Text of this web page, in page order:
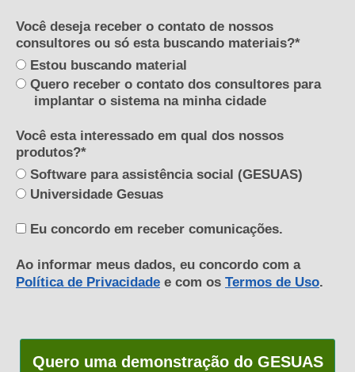
Você deseja receber o contato de nossos
consultores ou só esta buscando materiais?*
Estou buscando material
Quero receber o contato dos consultores para
implantar o sistema na minha cidade
Você esta interessado em qual dos nossos
produtos?*
Software para assistência social (GESUAS)
Universidade Gesuas
Eu concordo em receber comunicações.
Ao informar meus dados, eu concordo com a
Política de Privacidade e com os Termos de Uso.
Quero uma demonstração do GESUAS